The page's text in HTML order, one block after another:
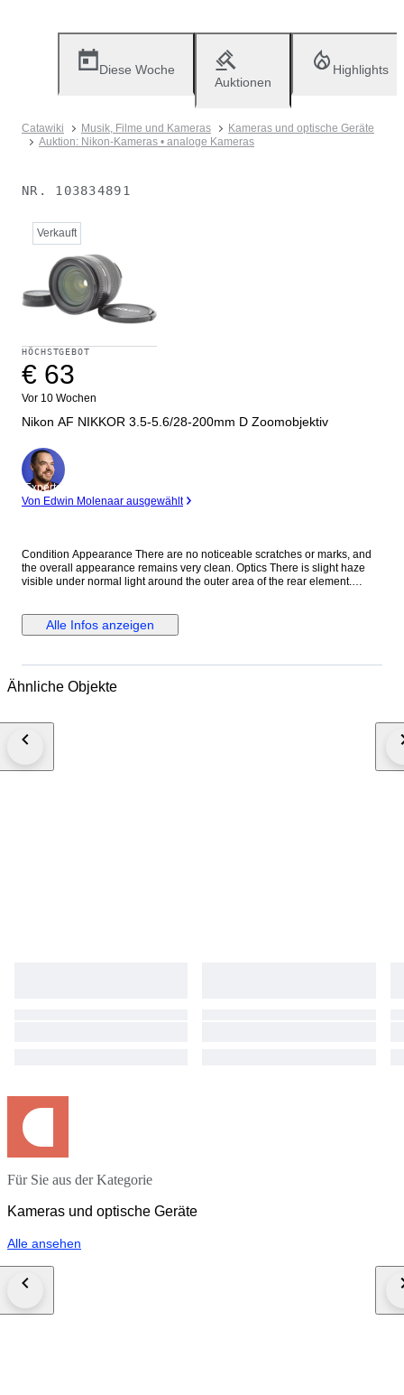
Diese Woche
Auktionen
Highlights
Catawiki Musik, Filme und Kameras
Kameras und optische Geräte
Auktion: Nikon-Kameras • analoge Kameras
NR. 103834891
Verkauft
HÖCHSTGEBOT
€ 63
Vor 10 Wochen
Nikon AF NIKKOR 3.5-5.6/28-200mm D Zoomobjektiv
Experte
Von Edwin Molenaar ausgewählt
Condition Appearance There are no noticeable scratches or marks, and
the overall appearance remains very clean. Optics There is slight haze
visible under normal light around the outer area of the rear element.
checks, allowing us to provide more accurate information regarding
optical condition. Function Fully functional. All operations work properly
shown in the photos is included. Description This versatile Nikon 28-
one solution for travel and everyday photography. Shipping We ship via
everything from wide-angle scenes to telephoto subjects with a single
performance with no impact on image quality. Each item is carefully
Alle Infos anzeigen
Ähnliche Objekte
Für Sie aus der Kategorie
Kameras und optische Geräte
Alle ansehen